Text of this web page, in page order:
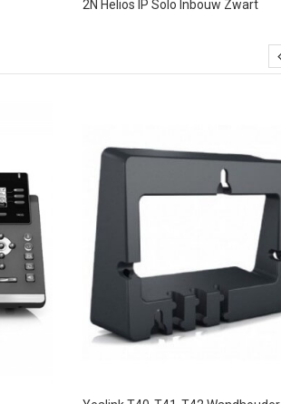
2N Helios IP Solo Inbouw Zwart